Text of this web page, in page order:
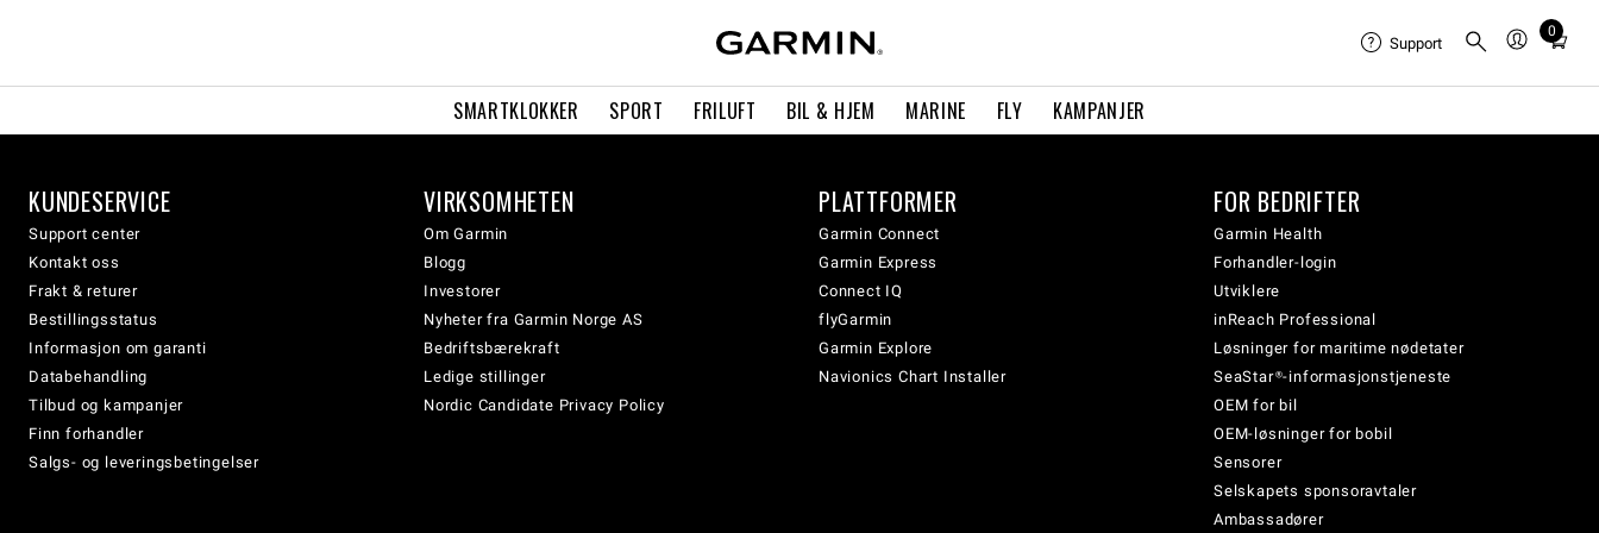
SMARTKLOKKER SPORT FRILUFT BIL & HJEM MARINE FLY KAMPANJER
Support
0
Total
in
KUNDESERVICE
Support center
Kontakt oss
Frakt & returer
Bestillingsstatus
Informasjon om garanti
Databehandling
Tilbud og kampanjer
Finn forhandler
Salgs- og leveringsbetingelser
VIRKSOMHETEN
Om Garmin
Blogg
Investorer
Nyheter fra Garmin Norge AS
Bedriftsbærekraft
Ledige stillinger
Nordic Candidate Privacy Policy
PLATTFORMER
Garmin Connect
Garmin Express
Connect IQ
flyGarmin
Garmin Explore
Navionics Chart Installer
FOR BEDRIFTER
Garmin Health
Forhandler-login
Utviklere
inReach Professional
Løsninger for maritime nødetater
SeaStar®-informasjonstjeneste
OEM for bil
OEM-løsninger for bobil
Sensorer
Selskapets sponsoravtaler
Ambassadører